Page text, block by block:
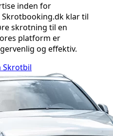
inden for
klar til
skrotning til en
platform er
og effektiv.
Skrotbil